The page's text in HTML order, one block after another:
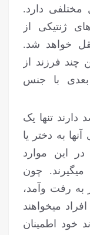
مختلفی دارد.
ژنتیکی از
خواهد شد.
چند فرزند از
با جنس
دارند تنها یک
فرزند داشته باشند و تمایل شخصی آن‎ها به دختر یا
این موارد
زوجین تصمیم به تعیین جنسیت می‎گیرند. چون
به رفت وآمد،
پرداخت هزینه و صرف وقت دارد، افراد می‎خواهند
خود اطمینان